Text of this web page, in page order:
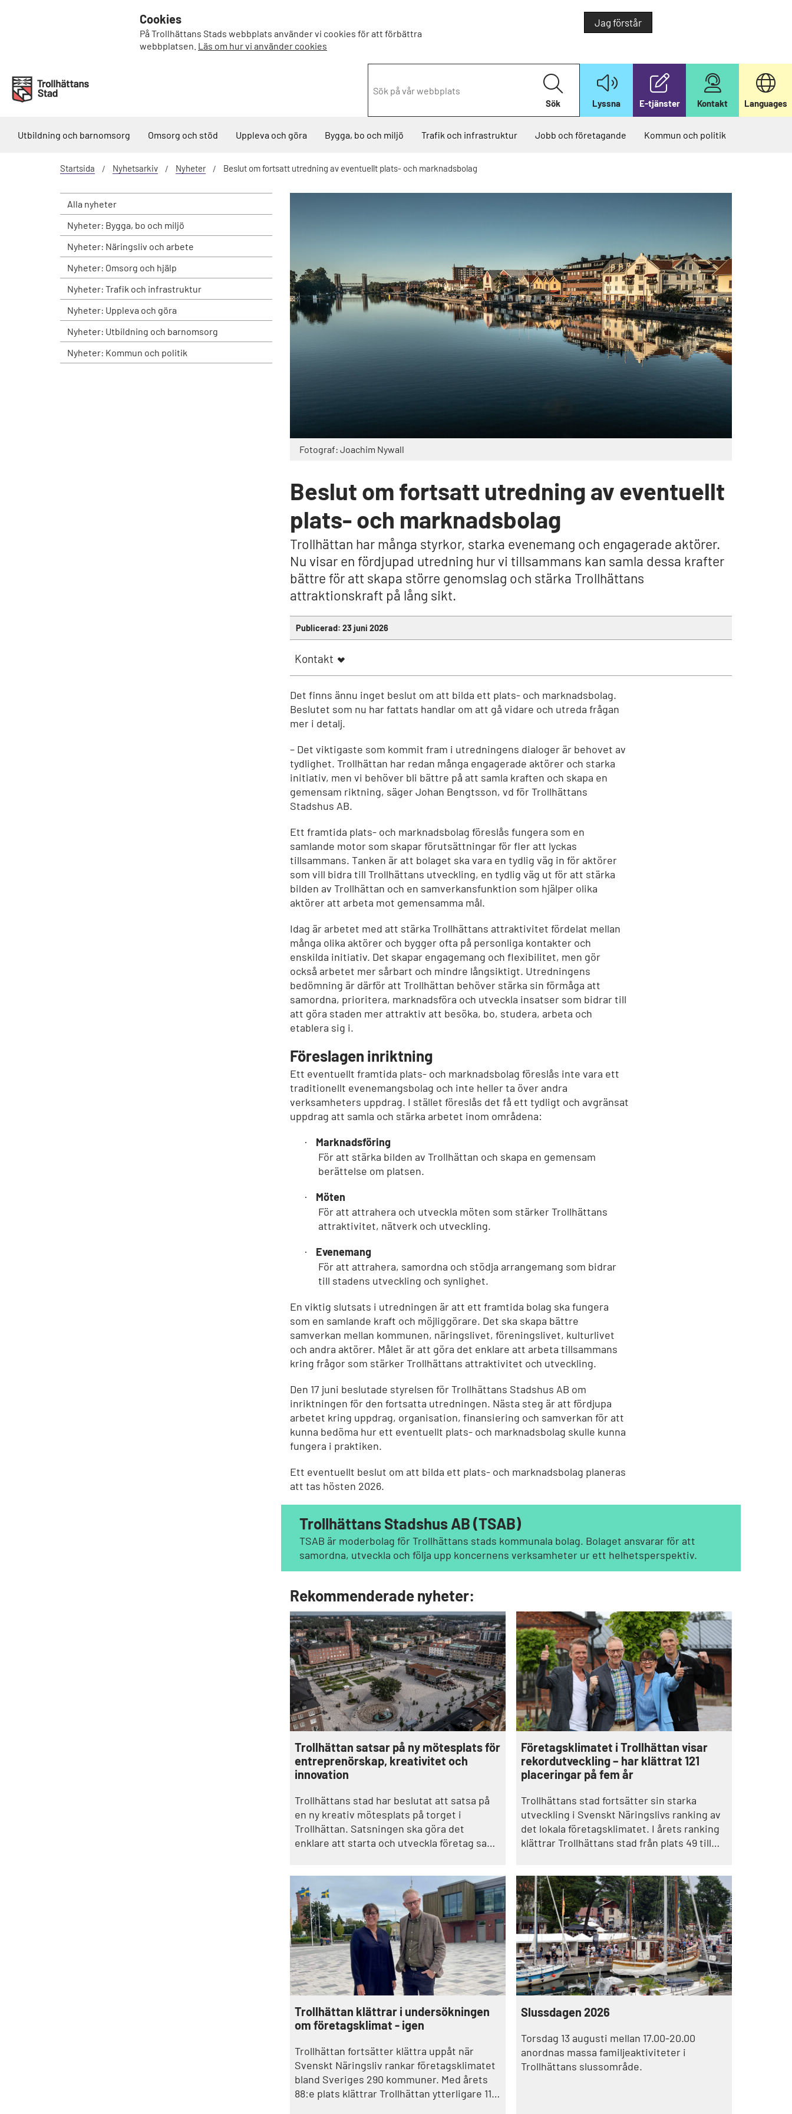
Cookies
På Trollhättans Stads webbplats använder vi cookies för att förbättra
webbplatsen. Läs om hur vi använder cookies
Jag förstår
å
p
Sök Lyssna E-tjänster Kontakt Languages
Utbildning och barnomsorg Omsorg och stöd Uppleva och göra Bygga, bo och miljö Trafik och infrastruktur Jobb och företagande Kommun och politik
Startsida Nyhetsarkiv Nyheter Beslut om fortsatt utredning av eventuellt plats- och marknadsbolag
Alla nyheter
Nyheter: Bygga, bo och miljö
Nyheter: Näringsliv och arbete
Nyheter: Omsorg och hjälp
Nyheter: Trafik och infrastruktur
Nyheter: Uppleva och göra
Nyheter: Utbildning och barnomsorg
Nyheter: Kommun och politik
Fotograf: Joachim Nywall
Beslut om fortsatt utredning av eventuellt
plats- och marknadsbolag
Trollhättan har många styrkor, starka evenemang och engagerade aktörer.
Nu visar en fördjupad utredning hur vi tillsammans kan samla dessa krafter
bättre för att skapa större genomslag och stärka Trollhättans
attraktionskraft på lång sikt.
Publicerad: 23 juni 2026
Kontakt
Det finns ännu inget beslut om att bilda ett plats- och marknadsbolag.
Beslutet som nu har fattats handlar om att gå vidare och utreda frågan
mer i detalj.
– Det viktigaste som kommit fram i utredningens dialoger är behovet av
tydlighet. Trollhättan har redan många engagerade aktörer och starka
initiativ, men vi behöver bli bättre på att samla kraften och skapa en
gemensam riktning, säger Johan Bengtsson, vd för Trollhättans
Stadshus AB.
Ett framtida plats- och marknadsbolag föreslås fungera som en
samlande motor som skapar förutsättningar för fler att lyckas
tillsammans. Tanken är att bolaget ska vara en tydlig väg in för aktörer
som vill bidra till Trollhättans utveckling, en tydlig väg ut för att stärka
bilden av Trollhättan och en samverkansfunktion som hjälper olika
aktörer att arbeta mot gemensamma mål.
Idag är arbetet med att stärka Trollhättans attraktivitet fördelat mellan
många olika aktörer och bygger ofta på personliga kontakter och
enskilda initiativ. Det skapar engagemang och flexibilitet, men gör
också arbetet mer sårbart och mindre långsiktigt. Utredningens
bedömning är därför att Trollhättan behöver stärka sin förmåga att
samordna, prioritera, marknadsföra och utveckla insatser som bidrar till
att göra staden mer attraktiv att besöka, bo, studera, arbeta och
etablera sig i.
Föreslagen inriktning
Ett eventuellt framtida plats- och marknadsbolag föreslås inte vara ett
traditionellt evenemangsbolag och inte heller ta över andra
verksamheters uppdrag. I stället föreslås det få ett tydligt och avgränsat
uppdrag att samla och stärka arbetet inom områdena:
·
Marknadsföring
För att stärka bilden av Trollhättan och skapa en gemensam
berättelse om platsen.
·
Möten
För att attrahera och utveckla möten som stärker Trollhättans
attraktivitet, nätverk och utveckling.
·
Evenemang
För att attrahera, samordna och stödja arrangemang som bidrar
till stadens utveckling och synlighet.
En viktig slutsats i utredningen är att ett framtida bolag ska fungera
som en samlande kraft och möjliggörare. Det ska skapa bättre
samverkan mellan kommunen, näringslivet, föreningslivet, kulturlivet
och andra aktörer. Målet är att göra det enklare att arbeta tillsammans
kring frågor som stärker Trollhättans attraktivitet och utveckling.
Den 17 juni beslutade styrelsen för Trollhättans Stadshus AB om
inriktningen för den fortsatta utredningen. Nästa steg är att fördjupa
arbetet kring uppdrag, organisation, finansiering och samverkan för att
kunna bedöma hur ett eventuellt plats- och marknadsbolag skulle kunna
fungera i praktiken.
Ett eventuellt beslut om att bilda ett plats- och marknadsbolag planeras
att tas hösten 2026.
Trollhättans Stadshus AB (TSAB)
TSAB är moderbolag för Trollhättans stads kommunala bolag. Bolaget ansvarar för att
samordna, utveckla och följa upp koncernens verksamheter ur ett helhetsperspektiv.
Rekommenderade nyheter:
Trollhättan satsar på ny mötesplats för
entreprenörskap, kreativitet och
innovation
Trollhättans stad har beslutat att satsa på
en ny kreativ mötesplats på torget i
Trollhättan. Satsningen ska göra det
enklare att starta och utveckla företag samt
Företagsklimatet i Trollhättan visar
rekordutveckling – har klättrat 121
placeringar på fem år
Trollhättans stad fortsätter sin starka
utveckling i Svenskt Näringslivs ranking av
det lokala företagsklimatet. I årets ranking
klättrar Trollhättans stad från plats 49 till
hela 121 placeringar på fem år.
Trollhättan klättrar i undersökningen
om företagsklimat - igen
Trollhättan fortsätter klättra uppåt när
Svenskt Näringsliv rankar företagsklimatet
bland Sveriges 290 kommuner. Med årets
88:e plats klättrar Trollhättan ytterligare 11
Slussdagen 2026
Torsdag 13 augusti mellan 17.00-20.00
anordnas massa familjeaktiviteter i
Trollhättans slussområde.